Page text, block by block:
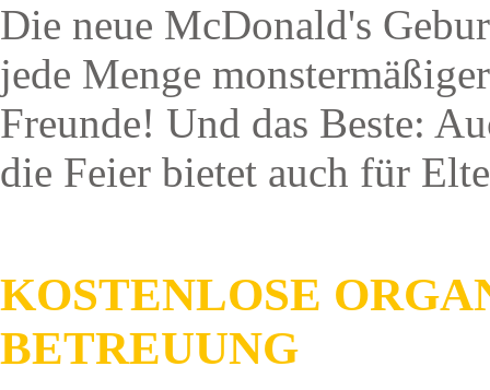
Die neue McDonald's
jede Menge
Freunde! Und das Beste:
die Feier bietet auch für
KOSTENLOSE
BETREUUNG